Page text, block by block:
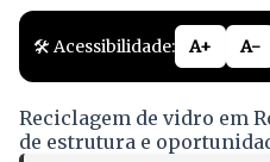
🛠️ Acessibilidade: A+ A-
Reciclagem de vidro em
de estrutura e